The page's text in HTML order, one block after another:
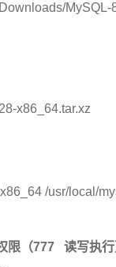
x86_64.tar.xz
/usr/local/
限（777 读写执